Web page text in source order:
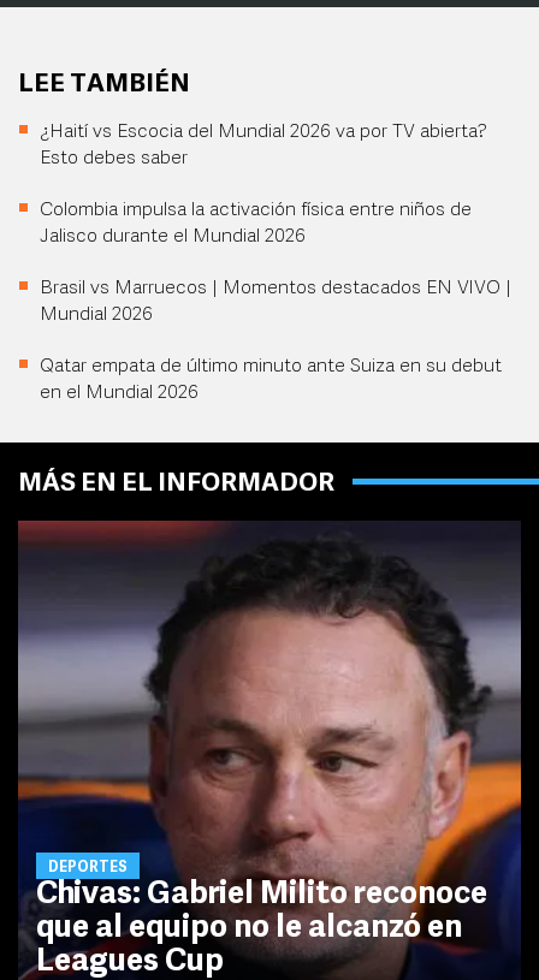
LEE TAMBIÉN
¿Haití vs Escocia del Mundial 2026 va por TV abierta?
Esto debes saber
Colombia impulsa la activación física entre niños de
Jalisco durante el Mundial 2026
Brasil vs Marruecos | Momentos destacados EN VIVO |
Mundial 2026
Qatar empata de último minuto ante Suiza en su debut
en el Mundial 2026
MÁS EN EL INFORMADOR
DEPORTES
Chivas: Gabriel Milito reconoce
que al equipo no le alcanzó en
Leagues Cup